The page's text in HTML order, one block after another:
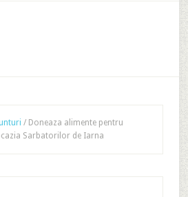
/Doneaza alimente pentru
Sarbatorilor de Iarna